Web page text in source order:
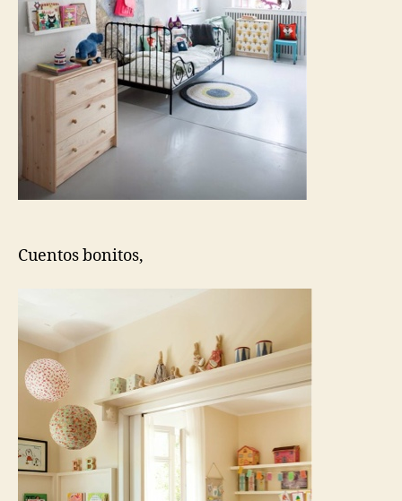
Cuentos bonitos,